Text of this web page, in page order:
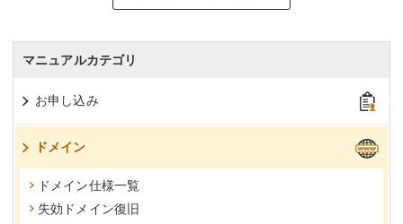
マニュアルカテゴリ
お申し込み
ドメイン
ドメイン仕様一覧
失効ドメイン復旧